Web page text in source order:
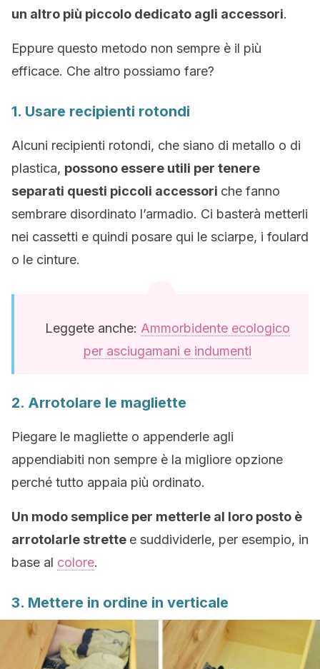
un altro più piccolo dedicato agli accessori.
Eppure questo metodo non sempre è il più
efficace. Che altro possiamo fare?
1. Usare recipienti rotondi
Alcuni recipienti rotondi, che siano di metallo o di
plastica, possono essere utili per tenere
separati questi piccoli accessori che fanno
sembrare disordinato l’armadio. Ci basterà metterli
nei cassetti e quindi posare qui le sciarpe, i foulard
o le cinture.
Leggete anche: Ammorbidente ecologico
per asciugamani e indumenti
2. Arrotolare le magliette
Piegare le magliette o appenderle agli
appendiabiti non sempre è la migliore opzione
perché tutto appaia più ordinato.
Un modo semplice per metterle al loro posto è
arrotolarle strette e suddividerle, per esempio, in
base al colore.
3. Mettere in ordine in verticale